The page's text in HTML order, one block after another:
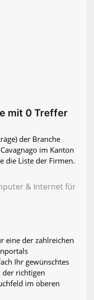
mit 0 Treffer
der Branche
im Kanton
die Liste der Firmen.
& Internet für
eine der zahlreichen
Ihr gewünschtes
der richtigen
im oberen